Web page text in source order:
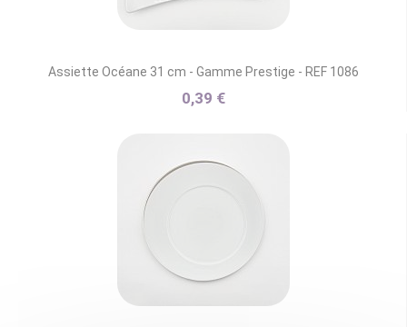
Assiette Océane 31 cm - Gamme Prestige - REF 1086
0,39 €